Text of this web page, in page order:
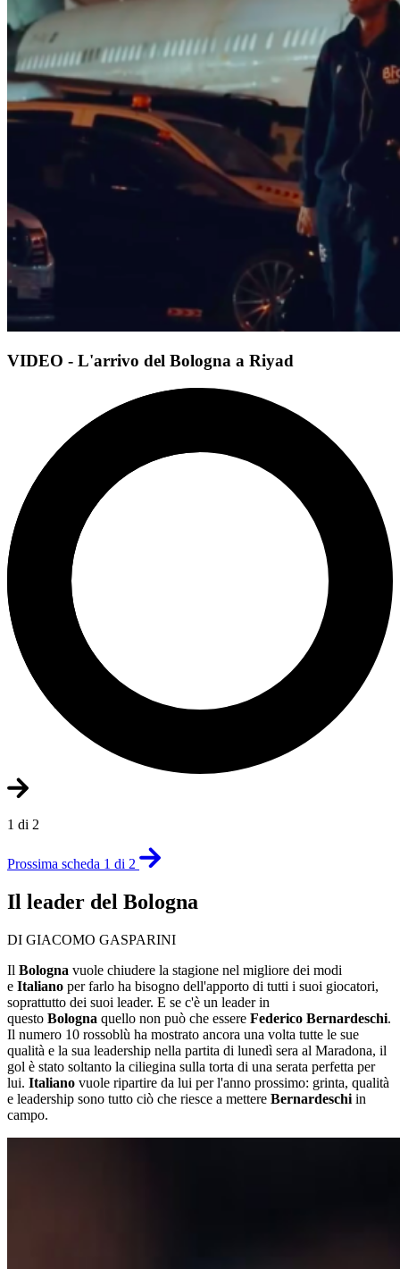
VIDEO - L'arrivo del Bologna a Riyad
1 di 2
Prossima scheda 1 di 2
Il leader del Bologna
DI GIACOMO GASPARINI
Il Bologna vuole chiudere la stagione nel migliore dei modi
e Italiano per farlo ha bisogno dell'apporto di tutti i suoi giocatori,
soprattutto dei suoi leader. E se c'è un leader in
questo Bologna quello non può che essere Federico Bernardeschi.
Il numero 10 rossoblù ha mostrato ancora una volta tutte le sue
qualità e la sua leadership nella partita di lunedì sera al Maradona, il
gol è stato soltanto la ciliegina sulla torta di una serata perfetta per
lui. Italiano vuole ripartire da lui per l'anno prossimo: grinta, qualità
e leadership sono tutto ciò che riesce a mettere Bernardeschi in
campo.